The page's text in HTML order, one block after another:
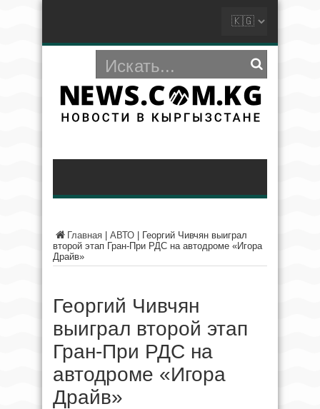
Главная АВТО
Георгий Чивчян выиграл
второй этап Гран-При РДС на автодроме «Игора
Драйв»
Георгий Чивчян
выиграл второй этап
Гран-При РДС на
автодроме «Игора
Драйв»